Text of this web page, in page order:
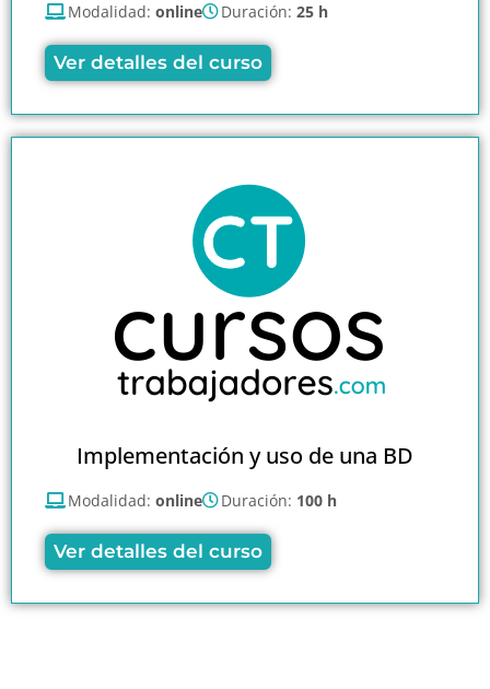
Modalidad: online Duración: 25 h
Ver detalles del curso
Implementación y uso de una BD
Modalidad: online Duración: 100 h
Ver detalles del curso